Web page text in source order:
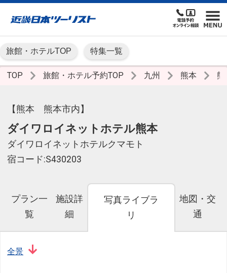
旅館・ホテルTOP 特集一覧
TOP 旅館・ホテル予約TOP 九州 熊本
【熊本 熊本市内】
ダイワロイネットホテル熊本
ダイワロイネットホテルクマモト
宿コード:S430203
プラン一
覧
施設詳
細
写真ライブラ
リ
地図・交
通
全景